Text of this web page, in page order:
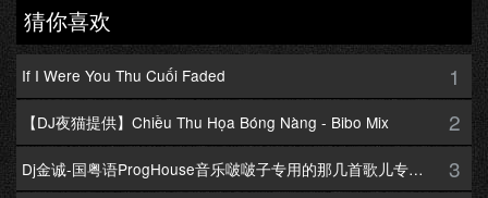
猜你喜欢
If I Were You Thu Cuối Faded 1
【DJ夜猫提供】Chiều Thu Họa Bóng Nàng - Bibo Mix 2
Dj金诚-国粤语ProgHouse音乐啵啵子专用的那几首歌儿专辑172Mix串烧 3